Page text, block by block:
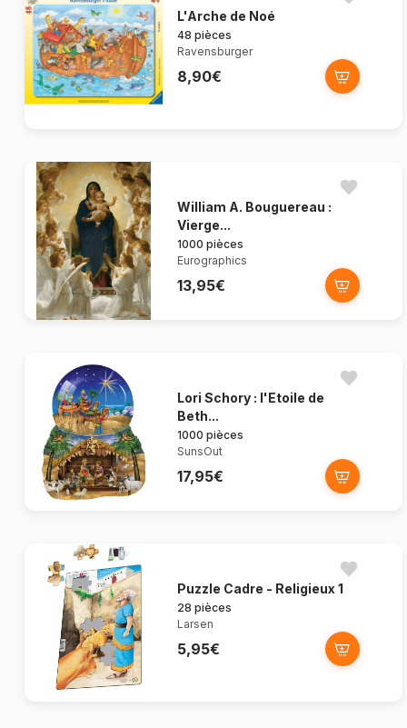
L'Arche de Noé
48 pièces
Ravensburger
8,90€
William A. Bouguereau :
Vierge...
1000 pièces
Eurographics
13,95€
Lori Schory : l'Etoile de
Beth...
1000 pièces
SunsOut
17,95€
Puzzle Cadre - Religieux 1
28 pièces
Larsen
5,95€